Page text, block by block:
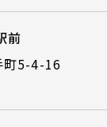
前
町5-4-16